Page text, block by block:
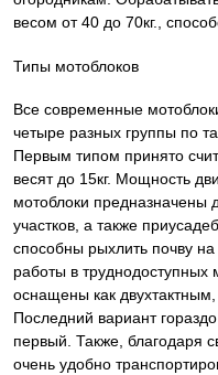
весом от 40 до 70кг.,
Типы мотоблоков
Все современные
четыре разных группы по
Первым типом принято
весят до 15кг. Мощность
мотоблоки предназначены
участков, а также
способны рыхлить почву
работы в труднодоступных
оснащены как
Последний вариант
первый. Также, благодаря
очень удобно